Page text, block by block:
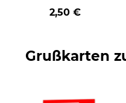
2,50 €
Grußkarten